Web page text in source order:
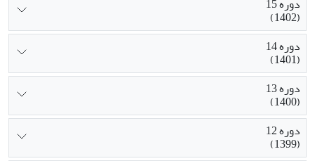
(1402)
دوره 14
(1401)
دوره 13
(1400)
دوره 12
(1399)